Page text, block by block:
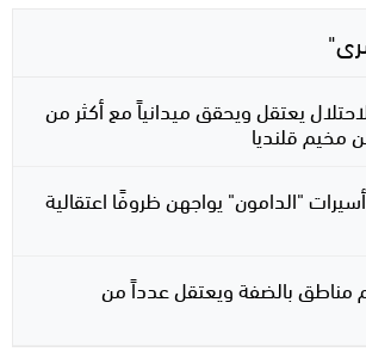
يعتقل ويحقق ميدانياً مع أكثر من
"الدامون" يواجهن ظروفًا اعتقالية
مناطق بالضفة ويعتقل عدداً من